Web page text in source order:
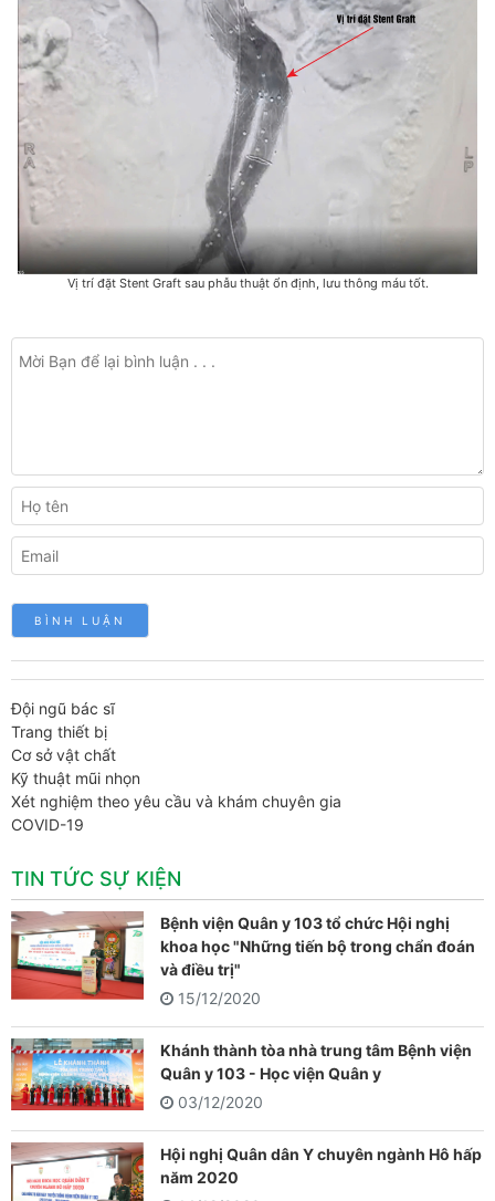
Vị trí đặt Stent Graft sau phẫu thuật ổn định, lưu thông máu tốt.
Đội ngũ bác sĩ
Trang thiết bị
Cơ sở vật chất
Kỹ thuật mũi nhọn
Xét nghiệm theo yêu cầu và khám chuyên gia
COVID-19
TIN TỨC SỰ KIỆN
Bệnh viện Quân y 103 tổ chức Hội nghị
khoa học "Những tiến bộ trong chẩn đoán
và điều trị"
15/12/2020
Khánh thành tòa nhà trung tâm Bệnh viện
Quân y 103 - Học viện Quân y
03/12/2020
Hội nghị Quân dân Y chuyên ngành Hô hấp
năm 2020